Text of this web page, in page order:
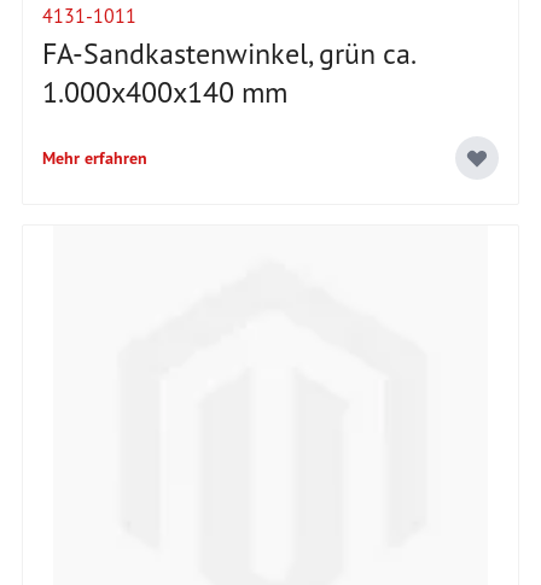
4131-1011
FA-Sandkastenwinkel, grün ca.
1.000x400x140 mm
Mehr erfahren